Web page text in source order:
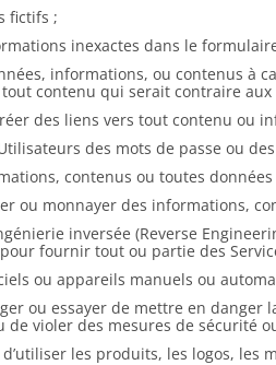
fictifs ;
inexactes dans le
informations, ou contenus à
contenu qui serait contraire
des liens vers tout contenu ou
des mots de passe ou
contenus ou toutes
ou monnayer des informations,
inversée (Reverse
fournir tout ou partie des
ou appareils manuels ou
ou essayer de mettre en
de violer des mesures de sécurité
les produits, les logos,